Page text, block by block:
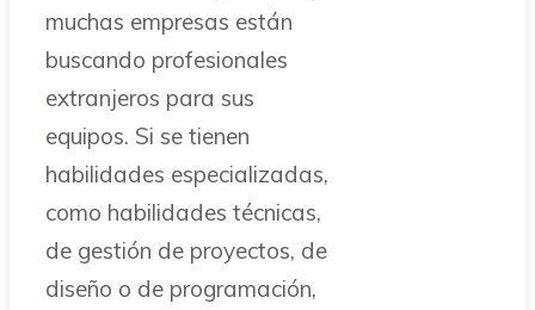
muchas empresas están
buscando profesionales
extranjeros para sus
equipos. Si se tienen
habilidades especializadas,
como habilidades técnicas,
de gestión de proyectos, de
diseño o de programación,